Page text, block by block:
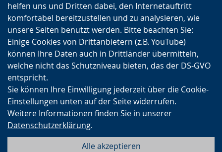
helfen uns und Dritten dabei, den Internetauftritt
komfortabel bereitzustellen und zu analysieren, wie
unsere Seiten benutzt werden. Bitte beachten Sie:
Einige Cookies von Drittanbietern (z.B. YouTube)
können Ihre Daten auch in Drittländer übermitteln,
welche nicht das Schutzniveau bieten, das der DS-GVO
entspricht.
Sie können Ihre Einwilligung jederzeit über die Cookie-
Einstellungen unten auf der Seite widerrufen.
Weitere Informationen finden Sie in unserer
Datenschutzerklärung.
Alle akzeptieren